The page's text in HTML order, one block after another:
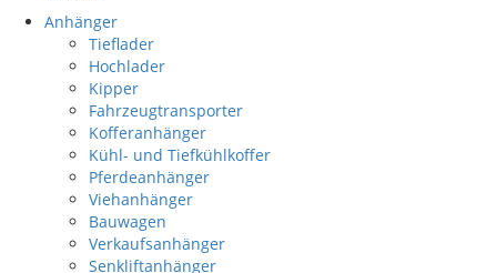
Anhänger
Tieflader
Hochlader
Kipper
Fahrzeugtransporter
Kofferanhänger
Kühl- und Tiefkühlkoffer
Pferdeanhänger
Viehanhänger
Bauwagen
Verkaufsanhänger
Senkliftanhänger